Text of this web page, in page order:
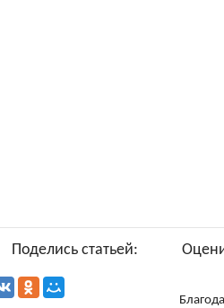
Поделись статьей: